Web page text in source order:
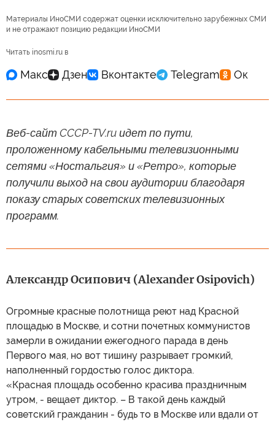
Материалы ИноСМИ содержат оценки исключительно зарубежных СМИ
и не отражают позицию редакции ИноСМИ
Читать inosmi.ru в
Веб-сайт CCCP-TV.ru идет по пути,
проложенному кабельными телевизионными
сетями «Ностальгия» и «Ретро», которые
получили выход на свои аудитории благодаря
показу старых советских телевизионных
программ.
Александр Осипович (Alexander Osipovich)
Огромные красные полотнища реют над Красной
площадью в Москве, и сотни почетных коммунистов
замерли в ожидании ежегодного парада в день
Первого мая, но вот тишину разрывает громкий,
наполненный гордостью голос диктора.
«Красная площадь особенно красива праздничным
утром, - вещает диктор. – В такой день каждый
советский гражданин - будь то в Москве или вдали от